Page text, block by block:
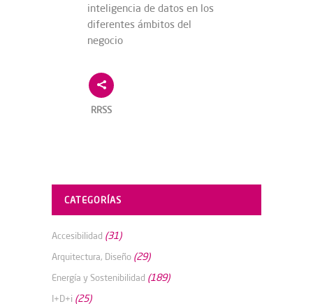
inteligencia de datos en los
diferentes ámbitos del
negocio
RRSS
CATEGORÍAS
Accesibilidad (31)
Arquitectura, Diseño (29)
Energía y Sostenibilidad (189)
I+D+i (25)